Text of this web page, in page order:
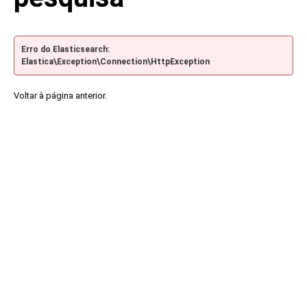
Erro do Elasticsearch:
Elastica\Exception\Connection\HttpException
Voltar à página anterior.